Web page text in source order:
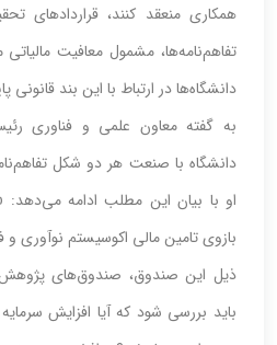
همکاری منعقد کنند، قراردادهای
تفاهم‌نامه‌ها، مشمول معافیت
دانشگاه‌ها در ارتباط با این بند
به گفته معاون علمی و فناوری
دانشگاه با صنعت هر دو شکل
او با بیان این مطلب ادامه
بازوی تامین مالی اکوسیستم نوآوری
ذیل این صندوق، صندوق‌های پژوهش
باید بررسی شود که آیا افزایش